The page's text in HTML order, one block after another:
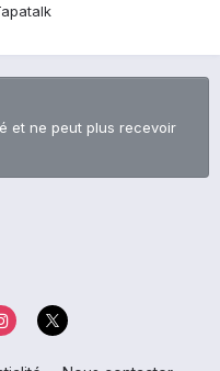
et ne peut plus recevoir